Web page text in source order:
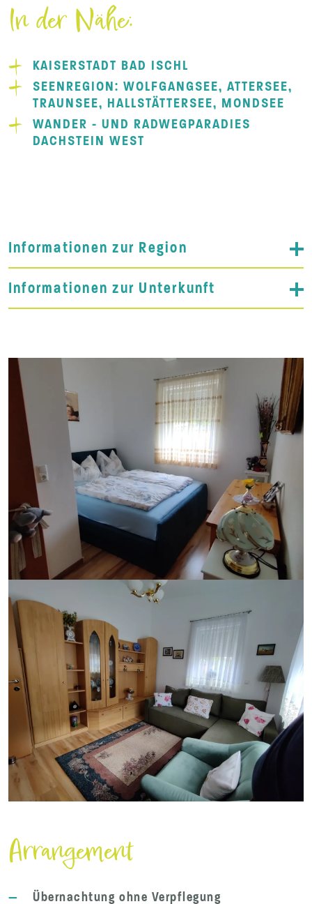
In der Nähe:
KAISERSTADT BAD ISCHL
SEENREGION: WOLFGANGSEE, ATTERSEE,
TRAUNSEE, HALLSTÄTTERSEE, MONDSEE
WANDER - UND RADWEGPARADIES
DACHSTEIN WEST
Informationen zur Region
Informationen zur Unterkunft
Arrangement
— Übernachtung ohne Verpflegung